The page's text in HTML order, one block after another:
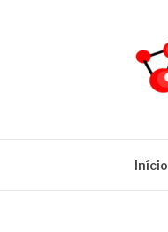
Início